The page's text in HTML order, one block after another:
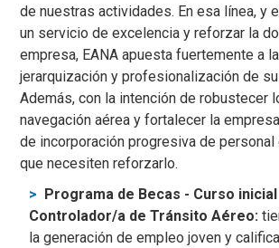
de nuestras actividades. En esa línea, y
un servicio de excelencia y reforzar la
empresa, EANA apuesta fuertemente a
jerarquización y profesionalización de
Además, con la intención de robustecer
navegación aérea y fortalecer la
de incorporación progresiva de personal
que necesiten reforzarlo.
Programa de Becas - Curso
Controlador/a de Tránsito Aéreo:
la generación de empleo joven y